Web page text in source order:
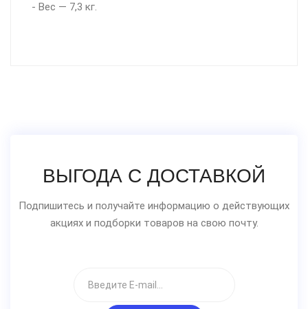
- Вес — 7,3 кг.
ВЫГОДА С ДОСТАВКОЙ
Подпишитесь и получайте информацию о действующих
акциях и подборки товаров на свою почту.